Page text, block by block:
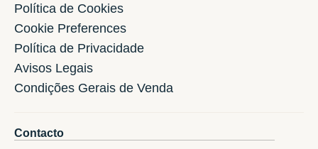
Política de Cookies
Cookie Preferences
Política de Privacidade
Avisos Legais
Condições Gerais de Venda
Contacto